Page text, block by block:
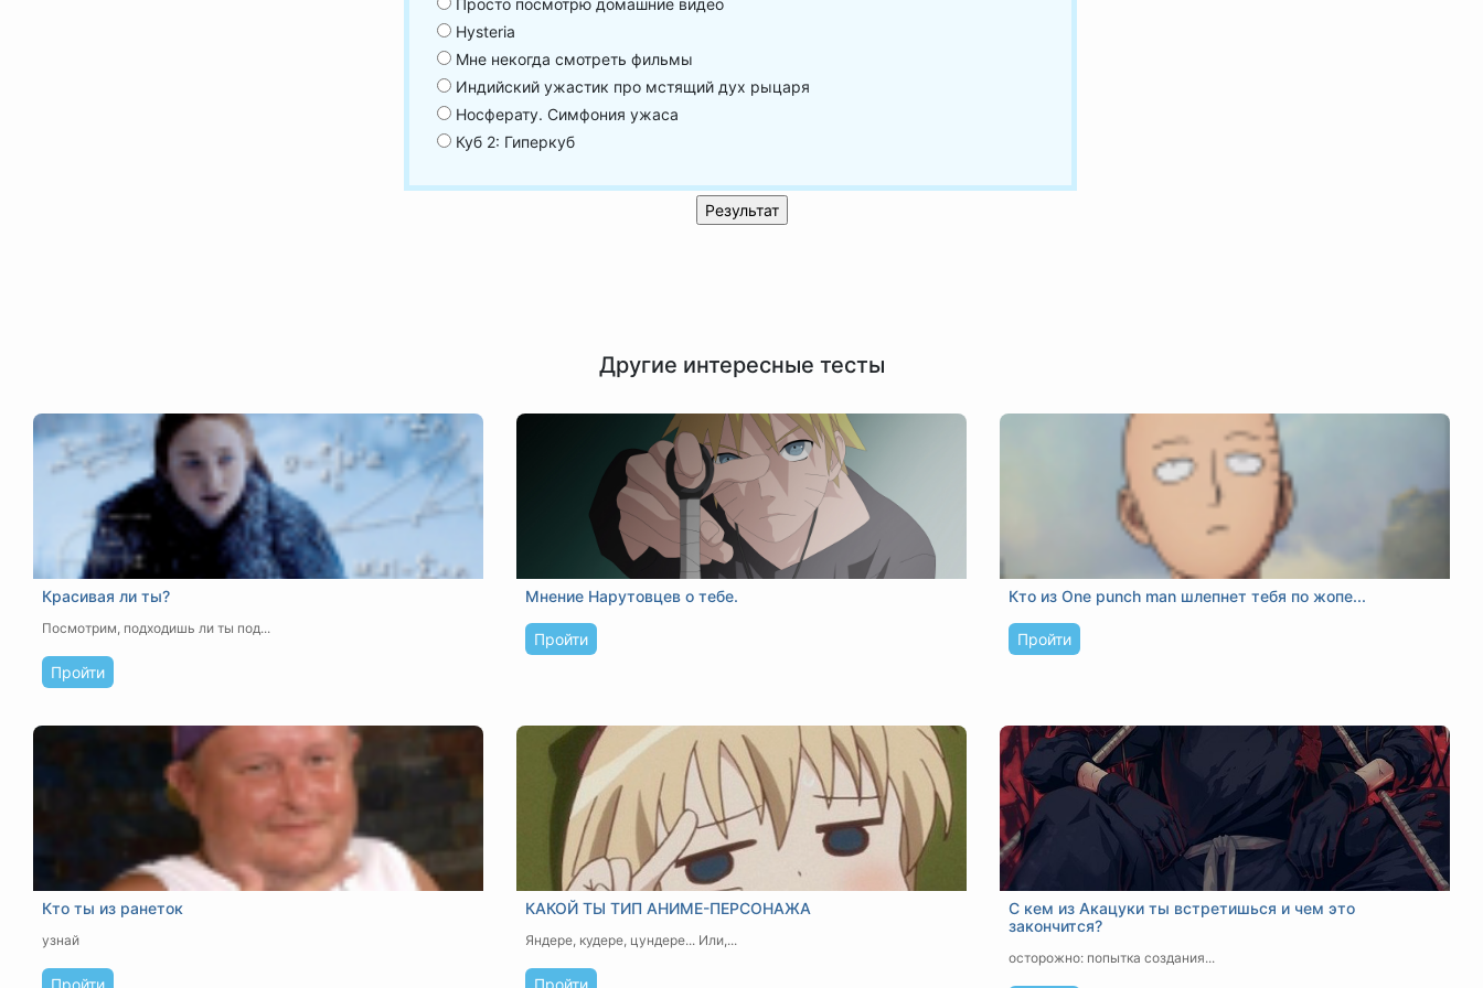
Просто посмотрю домашние видео
Hysteria
Мне некогда смотреть фильмы
Индийский ужастик про мстящий дух рыцаря
Носферату. Симфония ужаса
Куб 2: Гиперкуб
Другие интересные тесты
Красивая ли ты?
Посмотрим, подходишь ли ты под...
Пройти
Мнение Нарутовцев о тебе.
Пройти
Кто из One punch man шлепнет тебя по жопе...
Пройти
Кто ты из ранеток
узнай
Пройти
КАКОЙ ТЫ ТИП АНИМЕ-ПЕРСОНАЖА
Яндере, кудере, цундере... Или,...
Пройти
С кем из Акацуки ты встретишься и чем это
закончится?
осторожно: попытка создания...